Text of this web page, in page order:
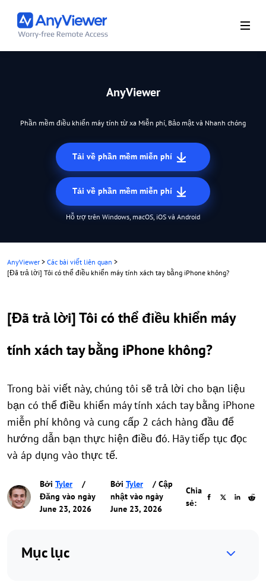
AnyViewer
Phần mềm điều khiển máy tính từ xa Miễn phí, Bảo mật và Nhanh chóng
Tải về phần mềm miễn phí
Tải về phần mềm miễn phí
Hỗ trợ trên Windows, macOS, iOS và Android
AnyViewer > Các bài viết liên quan >
[Đã trả lời] Tôi có thể điều khiển máy tính xách tay bằng iPhone không?
[Đã trả lời] Tôi có thể điều khiển máy
tính xách tay bằng iPhone không?
Trong bài viết này, chúng tôi sẽ trả lời cho bạn liệu
bạn có thể điều khiển máy tính xách tay bằng iPhone
miễn phí không và cung cấp 2 cách hàng đầu để
hướng dẫn bạn thực hiện điều đó. Hãy tiếp tục đọc
và áp dụng vào thực tế.
Bởi Tyler
/
Đăng vào ngày
June 23, 2026
Bởi Tyler
/ Cập
nhật vào ngày
June 23, 2026
Chia
sẻ:
Mục lục